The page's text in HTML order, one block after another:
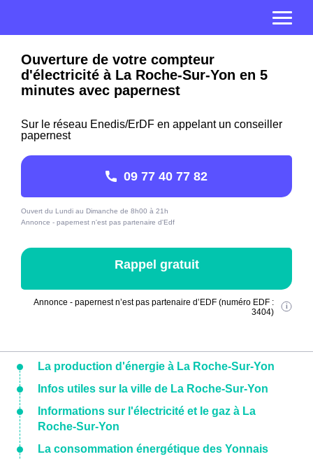
Ouverture de votre compteur
d'électricité à La Roche-Sur-Yon en 5
minutes avec papernest
Sur le réseau Enedis/ErDF en appelant un conseiller
papernest
09 77 40 77 82
Ouvert du Lundi au Dimanche de 8h00 à 21h
Annonce - papernest n'est pas partenaire d'Edf
Rappel gratuit
Annonce - papernest n’est pas partenaire d’EDF (numéro EDF :
3404)
La production d'énergie à La Roche-Sur-Yon
Infos utiles sur la ville de La Roche-Sur-Yon
Informations sur l'électricité et le gaz à La
Roche-Sur-Yon
La consommation énergétique des Yonnais